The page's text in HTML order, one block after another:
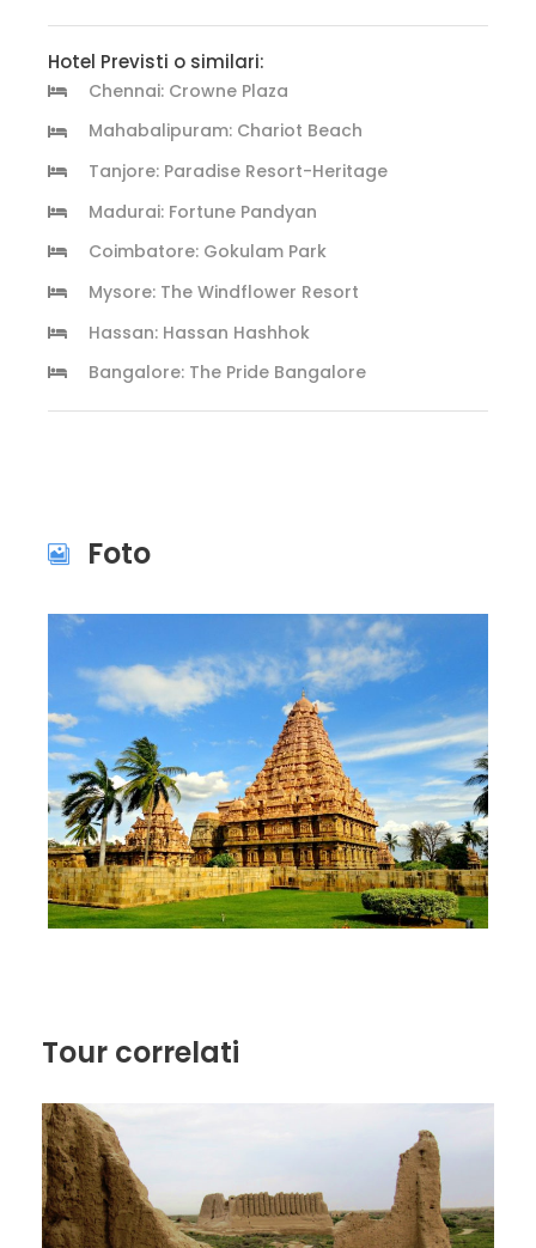
Hotel Previsti o similari:
Chennai: Crowne Plaza
Mahabalipuram: Chariot Beach
Tanjore: Paradise Resort-Heritage
Madurai: Fortune Pandyan
Coimbatore: Gokulam Park
Mysore: The Windflower Resort
Hassan: Hassan Hashhok
Bangalore: The Pride Bangalore
Foto
Tour correlati